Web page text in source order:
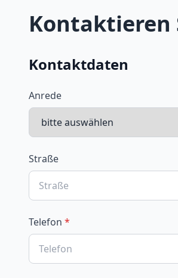
Kontaktieren
Kontaktdaten
Anrede
Straße
Telefon *